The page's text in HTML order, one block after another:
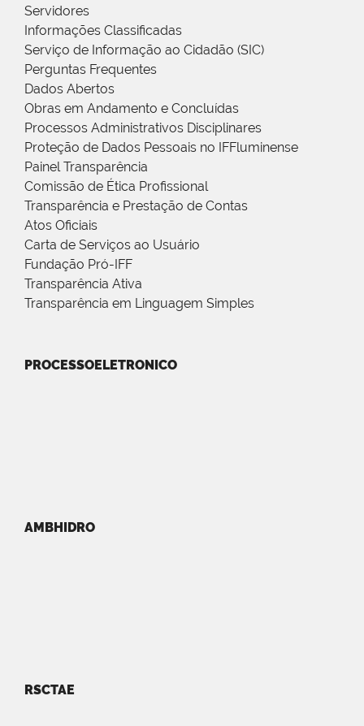
Servidores
Informações Classificadas
Serviço de Informação ao Cidadão (SIC)
Perguntas Frequentes
Dados Abertos
Obras em Andamento e Concluídas
Processos Administrativos Disciplinares
Proteção de Dados Pessoais no IFFluminense
Painel Transparência
Comissão de Ética Profissional
Transparência e Prestação de Contas
Atos Oficiais
Carta de Serviços ao Usuário
Fundação Pró-IFF
Transparência Ativa
Transparência em Linguagem Simples
PROCESSOELETRONICO
AMBHIDRO
RSCTAE